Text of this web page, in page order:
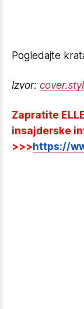
Pogledajte
Izvor:
Zapratite
insajderske
>>>https://